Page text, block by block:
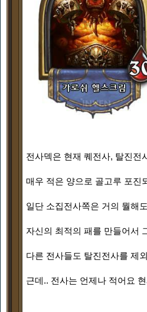
전사덱은 현재 퀘전사, 탈진전
매우 적은 양으로 골고루 포진
일단 소집전사쪽은 거의 뭘해
자신의 최적의 패를 만들어서
다른 전사들도 탈진전사를 제
근데.. 전사는 언제나 적어요